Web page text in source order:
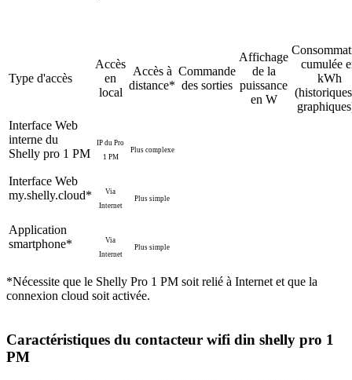
Type d'accès
Accès
en
local
Accès à
distance*
Commande
des sorties
Affichage
de la
puissance
en W
cumulée
kWh
Interface Web
interne du
Shelly pro 1 PM
IP du Pro
1 PM
Plus complexe
Interface Web
my.shelly.cloud*
Via
Internet
Plus simple
Application
smartphone*
Via
Internet
Plus simple
*Nécessite que le Shelly Pro 1 PM soit relié à Internet et que la
connexion cloud soit activée.
Caractéristiques du contacteur wifi din shelly pro 1
PM